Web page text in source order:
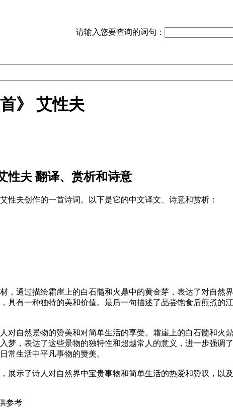
请输入您要查询的词句：
》 艾性夫
性夫 翻译、赏析和诗意
性夫创作的一首诗词。以下是它的中文译文、诗意和赏析：
，通过描绘霜崖上的白石髓和火鼎中的黄金芽，表达了对自
具有一种独特的美和价值。最后一句描述了品尝饱食后煎煮的
对自然景物的赞美和对简单生活的享受。霜崖上的白石髓和
梦，表达了这些景物的独特性和超越常人的意义，进一步强
常生活中平凡事物的赞美。
展示了诗人对自然界中宝贵事物和简单生活的热爱和赞叹，
参考